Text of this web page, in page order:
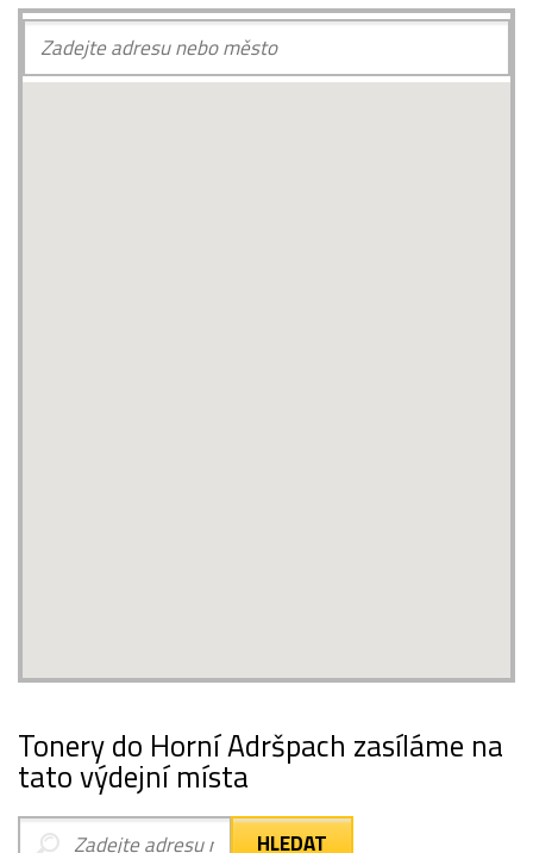
Tonery do Horní Adršpach zasíláme na
tato výdejní místa